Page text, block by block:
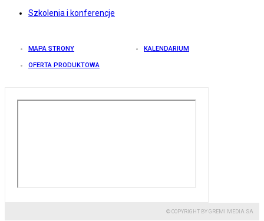
Szkolenia i konferencje
MAPA STRONY KALENDARIUM
OFERTA PRODUKTOWA
© COPYRIGHT BY GREMI MEDIA SA